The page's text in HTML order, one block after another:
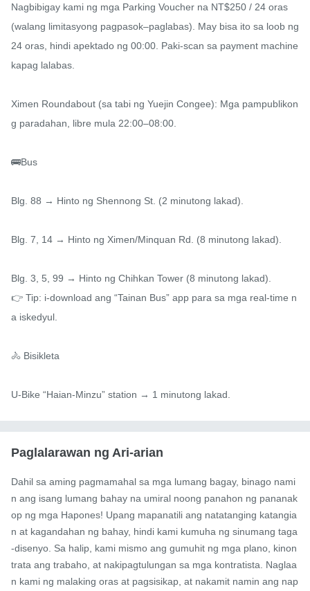
Nagbibigay kami ng mga Parking Voucher na NT$250 / 24 oras
(walang limitasyong pagpasok–paglabas). May bisa ito sa loob ng
24 oras, hindi apektado ng 00:00. Paki-scan sa payment machine
kapag lalabas.
Ximen Roundabout (sa tabi ng Yuejin Congee): Mga pampublikon
g paradahan, libre mula 22:00–08:00.
🚌Bus
Blg. 88 → Hinto ng Shennong St. (2 minutong lakad).
Blg. 7, 14 → Hinto ng Ximen/Minquan Rd. (8 minutong lakad).
Blg. 3, 5, 99 → Hinto ng Chihkan Tower (8 minutong lakad).
👉 Tip: i-download ang “Tainan Bus” app para sa mga real-time n
a iskedyul.
🚴 Bisikleta
U-Bike “Haian-Minzu” station → 1 minutong lakad.
Paglalarawan ng Ari-arian
Dahil sa aming pagmamahal sa mga lumang bagay, binago nami
n ang isang lumang bahay na umiral noong panahon ng pananak
op ng mga Hapones! Upang mapanatili ang natatanging katangia
n at kagandahan ng bahay, hindi kami kumuha ng sinumang taga
-disenyo. Sa halip, kami mismo ang gumuhit ng mga plano, kinon
trata ang trabaho, at nakipagtulungan sa mga kontratista. Naglaa
n kami ng malaking oras at pagsisikap, at nakamit namin ang nap